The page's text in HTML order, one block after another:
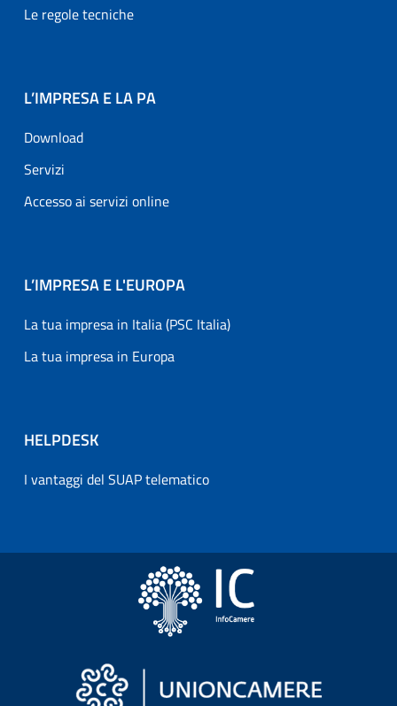
Le regole tecniche
L’IMPRESA E LA PA
Download
Servizi
Accesso ai servizi online
L’IMPRESA E L'EUROPA
La tua impresa in Italia (PSC Italia)
La tua impresa in Europa
HELPDESK
I vantaggi del SUAP telematico